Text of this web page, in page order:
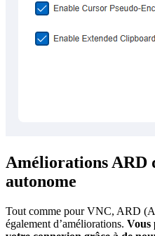
Améliorations ARD
autonome
Tout comme pour VNC, ARD
également d’améliorations. Vous